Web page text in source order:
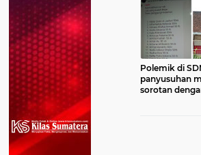
Cek Jalan
Sumatera
Rusak parah
Amburadul.
Polemik di
panyusuhan
sorotan